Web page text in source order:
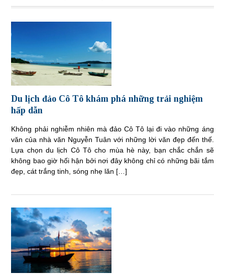
Du lịch đảo Cô Tô khám phá những trải nghiệm
hấp dẫn
Không phải nghiễm nhiên mà đảo Cô Tô lại đi vào những áng
văn của nhà văn Nguyễn Tuân với những lời văn đẹp đến thế.
Lựa chọn du lịch Cô Tô cho mùa hè này, bạn chắc chắn sẽ
không bao giờ hối hận bởi nơi đây không chỉ có những bãi tắm
đẹp, cát trắng tinh, sóng nhẹ lăn […]